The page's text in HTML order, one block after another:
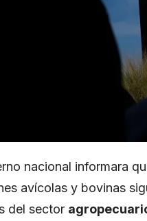
nacional informara
avícolas y bovinas
del sector